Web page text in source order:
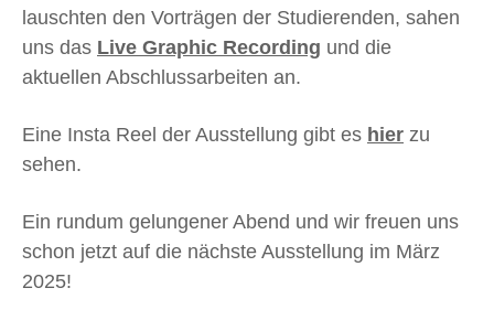
lauschten den Vorträgen der Studierenden, sahen
uns das Live Graphic Recording und die
aktuellen Abschlussarbeiten an.
Eine Insta Reel der Ausstellung gibt es hier zu
sehen.
Ein rundum gelungener Abend und wir freuen uns
schon jetzt auf die nächste Ausstellung im März
2025!